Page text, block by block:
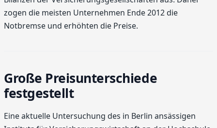
zogen die meisten Unternehmen Ende 2012 die
Notbremse und erhöhten die Preise.
Große Preisunterschiede
festgestellt
Eine aktuelle Untersuchung des in Berlin ansässigen